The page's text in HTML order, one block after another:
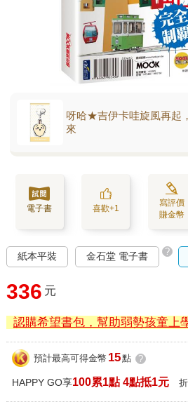
呀哈★吉伊卡哇旋風再起
來
電子書 喜歡+1
寫評價
賺金幣
紙本平裝 金石堂 電子書 ?
336 元
認購希望書包，幫助弱勢孩童上
預計最高可得金幣 15點 ?
HAPPY GO享100累1點 4點抵1元